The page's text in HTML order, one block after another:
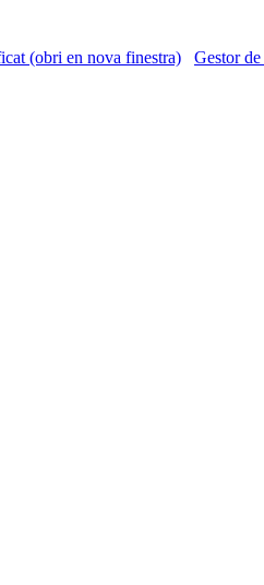
(obri en nova finestra) Gestor